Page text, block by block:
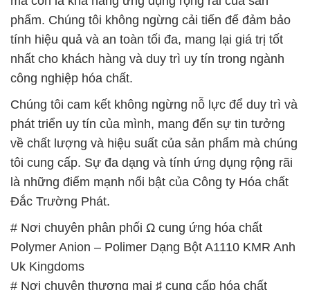
Chúng tôi cam kết không ngừng nỗ lực để duy trì và
phát triển uy tín của mình, mang đến sự tin tưởng
về chất lượng và hiệu suất của sản phẩm mà chúng
tôi cung cấp. Sự đa dạng và tính ứng dụng rộng rãi
là những điểm mạnh nổi bật của Công ty Hóa chất
Đắc Trường Phát.
# Nơi chuyên phân phối Ω cung ứng hóa chất
Polymer Anion – Polimer Dạng Bột A1110 KMR Anh
Uk Kingdoms
# Nơi chuyên thương mại ♯ cung cấp hóa chất
Polymer Anion – Polimer Dạng Bột A1110 KMR Anh
Uk Kingdoms
# Đơn vị phân phối Σ cung cấp hóa chất Polymer
Anion – Polimer Dạng Bột A1110 KMR Anh Uk